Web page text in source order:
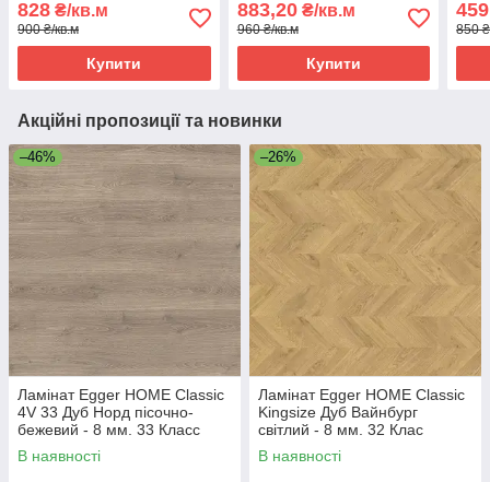
828 ₴/кв.м
900 ₴/кв.м
Купити
883,20₴/кв.м
960 ₴/кв.м
Купити
459
850
Акційні пропозиції та новинки
–46%
Ламінат Egger HOME Classic
4V 33 Дуб Норд пісочно-
бежевий - 8 мм. 33 Класс
В наявності
–26%
Ламінат Egger HOME Classic
Kingsize Дуб Вайнбург
світлий - 8 мм. 32 Клас
В наявності